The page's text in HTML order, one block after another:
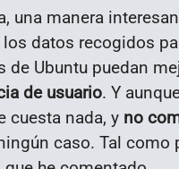
una manera
datos recogidos
de Ubuntu puedan
de usuario. Y
cuesta nada, y no
caso. Tal como